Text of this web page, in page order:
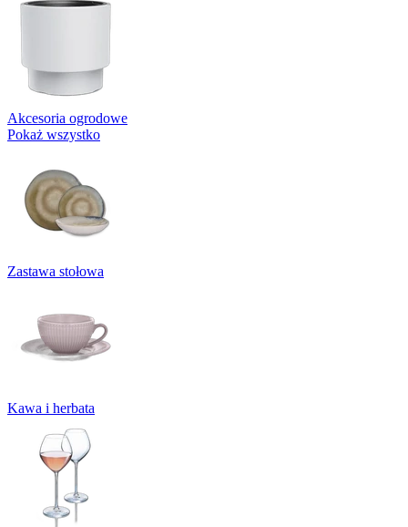
Akcesoria ogrodowe
Pokaż wszystko
Zastawa stołowa
Kawa i herbata